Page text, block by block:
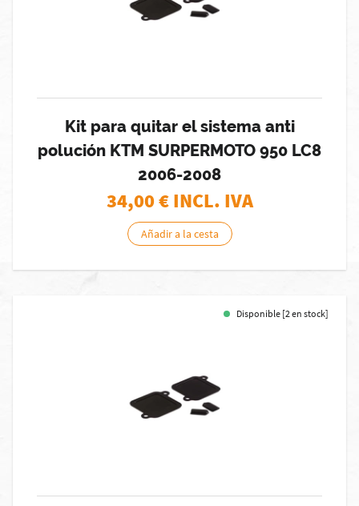
Kit para quitar el sistema anti
polución KTM SURPERMOTO 950 LC8
2006-2008
34,00€ INCL. IVA
Añadir a la cesta
Disponible [2 en stock]